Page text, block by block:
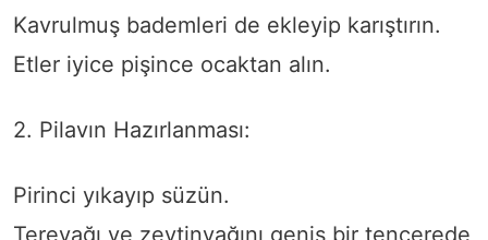
Kavrulmuş bademleri de ekleyip karıştırın.
Etler iyice pişince ocaktan alın.
2. Pilavın Hazırlanması:
Pirinci yıkayıp süzün.
Tereyağı ve zeytinyağını geniş bir tencerede